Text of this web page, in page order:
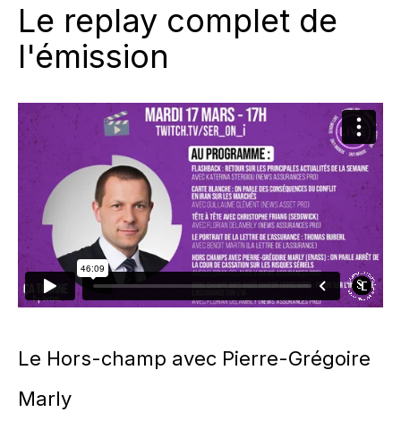
Le replay complet de
l'émission
Le Hors-champ avec Pierre-Grégoire
Marly